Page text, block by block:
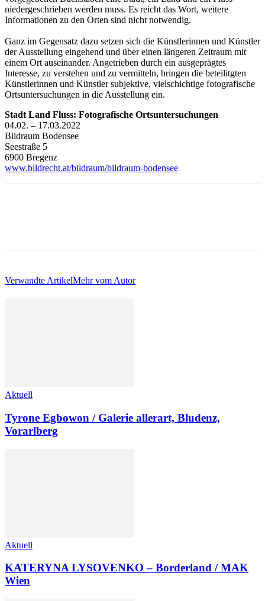
niedergeschrieben werden muss. Es reicht das Wort, weitere
Informationen zu den Orten sind nicht notwendig.
Ganz im Gegensatz dazu setzen sich die Künstlerinnen und Künstler
der Ausstellung eingehend und über einen längeren Zeitraum mit
einem Ort auseinander. Angetrieben durch ein ausgeprägtes
Interesse, zu verstehen und zu vermitteln, bringen die beteilitgten
Künstlerinnen und Künstler subjektive, vielschichtige fotografische
Ortsuntersuchungen in die Ausstellung ein.
Stadt Land Fluss: Fotografische Ortsuntersuchungen
04.02. – 17.03.2022
Bildraum Bodensee
Seestraße 5
6900 Bregenz
www.bildrecht.at/bildraum/bildraum-bodensee
Verwandte ArtikelMehr vom Autor
Aktuell
Tyrone Egbowon / Galerie allerart, Bludenz,
Vorarlberg
Aktuell
KATERYNA LYSOVENKO – Borderland / MAK
Wien